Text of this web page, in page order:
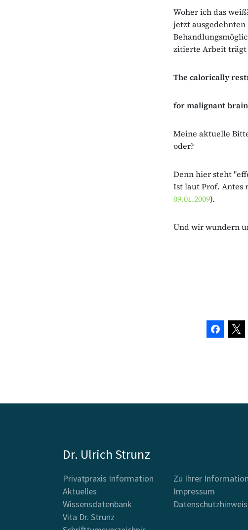
Woher ich das
jetzt
zitierte Arbeit
The calorically
for malignant
Meine aktuelle
oder?
Denn hier steht
Ist laut Prof. Antes
09.01.2009).
Und wir wundern
Dr. Ulrich Strunz
Privatpraxis Information
Aktuelles
Wissensdatenbank
Vita Dr. Strunz
Zu Ihrer Information
Impressum
Datenschutzhinweis